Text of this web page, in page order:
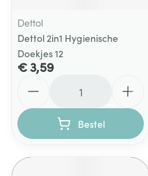
Dettol
Dettol 2in1 Hygienische
Doekjes 12
€ 3,59
Bestel